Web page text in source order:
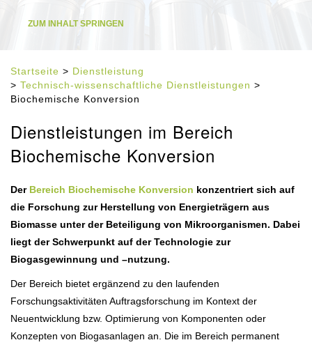
ZUM INHALT SPRINGEN
Startseite > Dienstleistung
> Technisch-wissenschaftliche Dienstleistungen >
Biochemische Konversion
Dienstleistungen im Bereich
Biochemische Konversion
Der Bereich Biochemische Konversion konzentriert sich auf
die Forschung zur Herstellung von Energieträgern aus
Biomasse unter der Beteiligung von Mikroorganismen. Dabei
liegt der Schwerpunkt auf der Technologie zur
Biogasgewinnung und –nutzung.
Der Bereich bietet ergänzend zu den laufenden
Forschungsaktivitäten Auftragsforschung im Kontext der
Neuentwicklung bzw. Optimierung von Komponenten oder
Konzepten von Biogasanlagen an. Die im Bereich permanent